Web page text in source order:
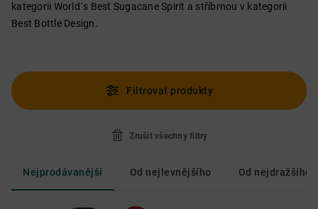
kategorii World´s Best Sugacane Spirit a stříbrnou v kategorii
Best Bottle Design.
Filtrovat produkty
Zrušit všechny filtry
Nejprodávanější Od nejlevnějšího Od nejdražšího